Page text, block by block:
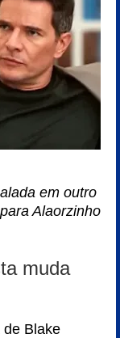
em outro
Alaorzinho
muda
de Blake